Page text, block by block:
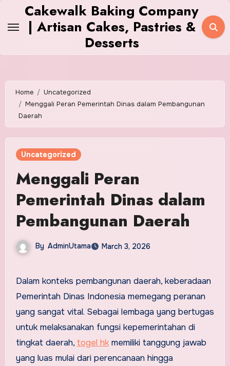
content
Cakewalk Baking Company
| Artisan Cakes, Pastries &
Desserts
Home
Uncategorized
Menggali Peran Pemerintah Dinas dalam Pembangunan
Daerah
Uncategorized
Menggali Peran
Pemerintah Dinas dalam
Pembangunan Daerah
By AdminUtama March 3, 2026
Dalam konteks pembangunan daerah, keberadaan
Pemerintah Dinas Indonesia memegang peranan
yang sangat vital. Sebagai lembaga yang bertugas
untuk melaksanakan fungsi kepemerintahan di
tingkat daerah, togel hkmemiliki tanggung jawab
yang luas mulai dari perencanaan hingga